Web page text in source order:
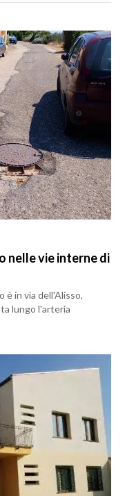
nelle vie interne di
è in via dell'Alisso,
lungo l'arteria